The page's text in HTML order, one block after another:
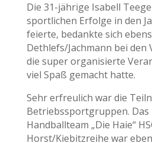
Die 31-jährige Isabell
sportlichen Erfolge in den
feierte, bedankte sich
Dethlefs/Jachmann bei
die super organisierte
viel Spaß gemacht hatte.
Sehr erfreulich war die
Betriebssportgruppen.
Handballteam „Die Haie“
Horst/Kiebitzreihe war